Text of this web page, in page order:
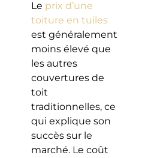
Le prix d’une
toiture en tuiles
est généralement
moins élevé que
les autres
couvertures de
toit
traditionnelles, ce
qui explique son
succès sur le
marché. Le coût